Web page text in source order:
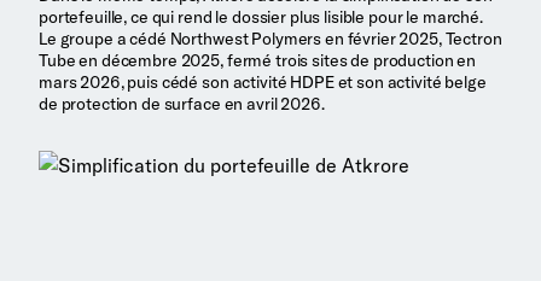
portefeuille, ce qui rend le dossier plus lisible pour le marché.
Le groupe a cédé Northwest Polymers en février 2025, Tectron
Tube en décembre 2025, fermé trois sites de production en
mars 2026, puis cédé son activité HDPE et son activité belge
de protection de surface en avril 2026.